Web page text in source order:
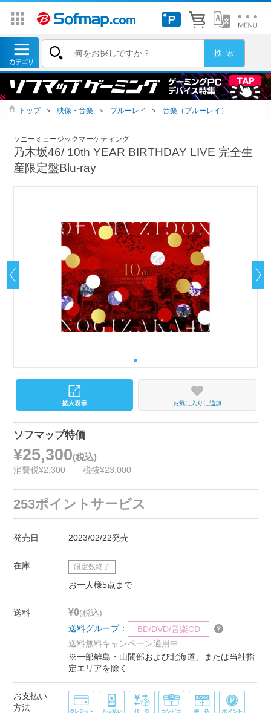
トップ ＞ 映像・音楽 ＞ ブルーレイ ＞ 音楽（ブルーレイ）
ソニーミュージックマーケティング
乃木坂46/ 10th YEAR BIRTHDAY LIVE 完全生
産限定盤Blu-ray
お気に入りに追加
ソフマップ特価
¥25,300(税込)
消費税¥2,300 税抜¥23,000
253ポイントサービス
発売日 2023/02/22発売
在庫 限定数終了
お一人様5点まで
送料 ¥0(税込)
送料グループ：
BD/DVD/音楽CD
送料無料キャンペーン適用中
※一部離島・山間部および北海道、または当社指
定エリアを除く
お支払い
方法